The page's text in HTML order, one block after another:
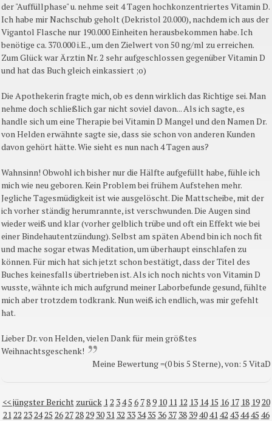
der "Auffüllphase" u. nehme seit 4 Tagen hochkonzentriertes Vitamin D.
Ich habe mir Nachschub geholt (Dekristol 20.000), nachdem ich aus der
Vigantol Flasche nur 190.000 Einheiten herausbekommen habe. Ich
benötige ca. 370.000 i.E., um den Zielwert von 50 ng/ml zu erreichen.
Zum Glück war Ärztin Nr. 2 sehr aufgeschlossen gegenüber Vitamin D
und hat das Buch gleich einkassiert ;o)
Die Apothekerin fragte mich, ob es denn wirklich das Richtige sei. Man
nehme doch schließlich gar nicht soviel davon... Als ich sagte, es
handle sich um eine Therapie bei Vitamin D Mangel und den Namen Dr.
von Helden erwähnte sagte sie, dass sie schon von anderen Kunden
davon gehört hätte. Wie sieht es nun nach 4 Tagen aus?
Wahnsinn! Obwohl ich bisher nur die Hälfte aufgefüllt habe, fühle ich
mich wie neu geboren. Kein Problem bei frühem Aufstehen mehr.
Jegliche Tagesmüdigkeit ist wie ausgelöscht. Die Mattscheibe, mit der
ich vorher ständig herumrannte, ist verschwunden. Die Augen sind
wieder weiß und klar (vorher gelblich trübe und oft ein Effekt wie bei
einer Bindehautentzündung). Selbst am späten Abend bin ich noch fit
und mache sogar etwas Meditation, um überhaupt einschlafen zu
können. Für mich hat sich jetzt schon bestätigt, dass der Titel des
Buches keinesfalls übertrieben ist. Als ich noch nichts von Vitamin D
wusste, wähnte ich mich aufgrund meiner Laborbefunde gesund, fühlte
mich aber trotzdem todkrank. Nun weiß ich endlich, was mir gefehlt
hat.
Lieber Dr. von Helden, vielen Dank für mein größtes
Weihnachtsgeschenk!
Meine Bewertung =(0 bis 5 Sterne), von: 5 VitaD
<< jüngster Bericht zurück 12 345 6 789 10 11 12 13 14 15 16 17 18 1920
2122 232425 26272829 30 31 32 33 34 35 36 37 38 39404142 434445 46